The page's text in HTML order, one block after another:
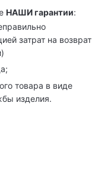
НАШИ гарантии:
затрат на возврат
товара в виде
изделия.